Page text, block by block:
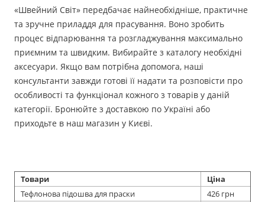
«Швейний Світ» передбачає найнеобхідніше, практичне
та зручне приладдя для прасування. Воно зробить
процес відпарювання та розгладжування максимально
приємним та швидким. Вибирайте з каталогу необхідні
аксесуари. Якщо вам потрібна допомога, наші
консультанти завжди готові її надати та розповісти про
особливості та функціонал кожного з товарів у даній
категорії. Бронюйте з доставкою по Україні або
приходьте в наш магазин у Києві.
Товари
Ціна
Тефлонова підошва для праски
426 грн